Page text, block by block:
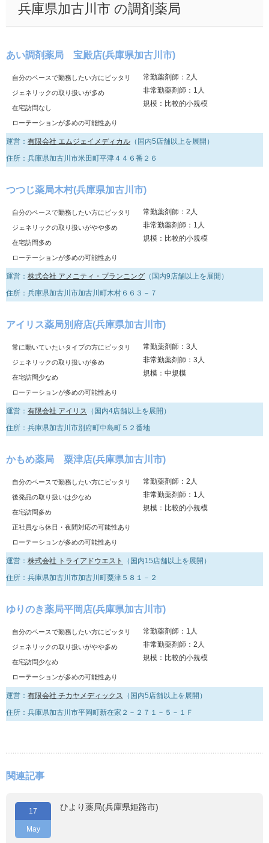
兵庫県加古川市 の調剤薬局
あい調剤薬局 宝殿店(兵庫県加古川市)
自分のペースで勤務したい方にピッタリ
ジェネリックの取り扱いが多め
在宅訪問なし
ローテーションが多めの可能性あり
常勤薬剤師：2人
非常勤薬剤師：1人
規模：比較的小規模
運営： 有限会社 エムジェイメディカル （国内5店舗以上を展開）
住所：兵庫県加古川市米田町平津４４６番２６
つつじ薬局木村(兵庫県加古川市)
自分のペースで勤務したい方にピッタリ
ジェネリックの取り扱いがやや多め
在宅訪問多め
ローテーションが多めの可能性あり
常勤薬剤師：2人
非常勤薬剤師：1人
規模：比較的小規模
運営： 株式会社 アメニティ・プランニング （国内9店舗以上を展開）
住所：兵庫県加古川市加古川町木村６６３－７
アイリス薬局別府店(兵庫県加古川市)
常に動いていたいタイプの方にピッタリ
ジェネリックの取り扱いが多め
在宅訪問少なめ
ローテーションが多めの可能性あり
常勤薬剤師：3人
非常勤薬剤師：3人
規模：中規模
運営： 有限会社 アイリス （国内4店舗以上を展開）
住所：兵庫県加古川市別府町中島町５２番地
かもめ薬局 粟津店(兵庫県加古川市)
自分のペースで勤務したい方にピッタリ
後発品の取り扱いは少なめ
在宅訪問多め
正社員なら休日・夜間対応の可能性あり
ローテーションが多めの可能性あり
常勤薬剤師：2人
非常勤薬剤師：1人
規模：比較的小規模
運営： 株式会社 トライアドウエスト
（国内15店舗以上を展開）
住所：兵庫県加古川市加古川町粟津５８１－２
ゆりのき薬局平岡店(兵庫県加古川市)
自分のペースで勤務したい方にピッタリ
ジェネリックの取り扱いがやや多め
在宅訪問少なめ
ローテーションが多めの可能性あり
常勤薬剤師：1人
非常勤薬剤師：2人
規模：比較的小規模
運営： 有限会社 チカヤメディックス （国内5店舗以上を展開）
住所：兵庫県加古川市平岡町新在家２－２７１－５－１Ｆ
関連記事
17
May
ひより薬局(兵庫県姫路市)